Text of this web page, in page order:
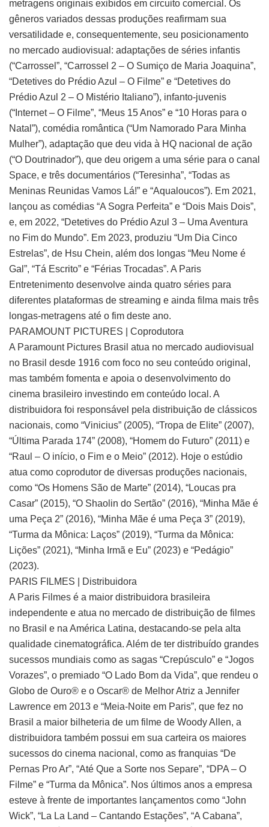
metragens originais exibidos em circuito comercial. Os
gêneros variados dessas produções reafirmam sua
versatilidade e, consequentemente, seu posicionamento
no mercado audiovisual: adaptações de séries infantis
(“Carrossel”, “Carrossel 2 – O Sumiço de Maria Joaquina”,
“Detetives do Prédio Azul – O Filme” e “Detetives do
Prédio Azul 2 – O Mistério Italiano”), infanto-juvenis
(“Internet – O Filme”, “Meus 15 Anos” e “10 Horas para o
Natal”), comédia romântica (“Um Namorado Para Minha
Mulher”), adaptação que deu vida à HQ nacional de ação
(“O Doutrinador”), que deu origem a uma série para o canal
Space, e três documentários (“Teresinha”, “Todas as
Meninas Reunidas Vamos Lá!” e “Aqualoucos”). Em 2021,
lançou as comédias “A Sogra Perfeita” e “Dois Mais Dois”,
e, em 2022, “Detetives do Prédio Azul 3 – Uma Aventura
no Fim do Mundo”. Em 2023, produziu “Um Dia Cinco
Estrelas”, de Hsu Chein, além dos longas “Meu Nome é
Gal”, “Tá Escrito” e “Férias Trocadas”. A Paris
Entretenimento desenvolve ainda quatro séries para
diferentes plataformas de streaming e ainda filma mais três
longas-metragens até o fim deste ano.
PARAMOUNT PICTURES | Coprodutora
A Paramount Pictures Brasil atua no mercado audiovisual
no Brasil desde 1916 com foco no seu conteúdo original,
mas também fomenta e apoia o desenvolvimento do
cinema brasileiro investindo em conteúdo local. A
distribuidora foi responsável pela distribuição de clássicos
nacionais, como “Vinicius” (2005), “Tropa de Elite” (2007),
“Última Parada 174” (2008), “Homem do Futuro” (2011) e
“Raul – O início, o Fim e o Meio” (2012). Hoje o estúdio
atua como coprodutor de diversas produções nacionais,
como “Os Homens São de Marte” (2014), “Loucas pra
Casar” (2015), “O Shaolin do Sertão” (2016), “Minha Mãe é
uma Peça 2” (2016), “Minha Mãe é uma Peça 3” (2019),
“Turma da Mônica: Laços” (2019), “Turma da Mônica:
Lições” (2021), “Minha Irmã e Eu” (2023) e “Pedágio”
(2023).
PARIS FILMES | Distribuidora
A Paris Filmes é a maior distribuidora brasileira
independente e atua no mercado de distribuição de filmes
no Brasil e na América Latina, destacando-se pela alta
qualidade cinematográfica. Além de ter distribuído grandes
sucessos mundiais como as sagas “Crepúsculo” e “Jogos
Vorazes”, o premiado “O Lado Bom da Vida”, que rendeu o
Globo de Ouro®️ e o Oscar®️ de Melhor Atriz a Jennifer
Lawrence em 2013 e “Meia-Noite em Paris”, que fez no
Brasil a maior bilheteria de um filme de Woody Allen, a
distribuidora também possui em sua carteira os maiores
sucessos do cinema nacional, como as franquias “De
Pernas Pro Ar”, “Até Que a Sorte nos Separe”, “DPA – O
Filme” e “Turma da Mônica”. Nos últimos anos a empresa
esteve à frente de importantes lançamentos como “John
Wick”, “La La Land – Cantando Estações”, “A Cabana”,